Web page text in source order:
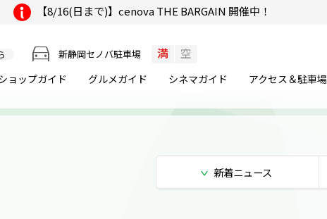
【8/16(日まで)】cenova THE BARGAIN 開催中！
新静岡セノバ駐車場 満 空
ョップガイド グルメガイド シネマガイド アクセス＆駐車場
新着ニュース